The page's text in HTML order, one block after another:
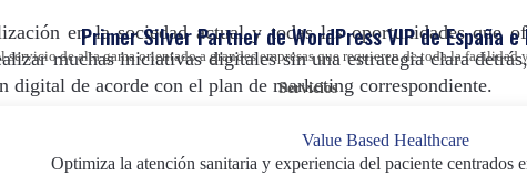
Primer Silver Partner de WordPress VIP de España
servicio de alta gama orientado a grandes empresas que requieren de toda la
Servicios
Value Based Healthcare
Optimiza la atención sanitaria y experiencia del paciente centrados
en la sociedad actual y todas las oportunidades que
muchas iniciativas digitales sin una estrategia clara
digital de acorde con el plan de marketing correspondiente.
la propuesta de servicios y productos digitales (como Apps o
para el profesional sanitario, soluciones para la